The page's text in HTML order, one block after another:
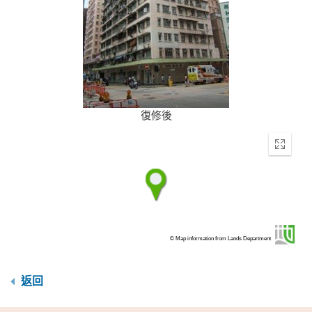
復修後
Enter
© Map information from Lands Department
返回